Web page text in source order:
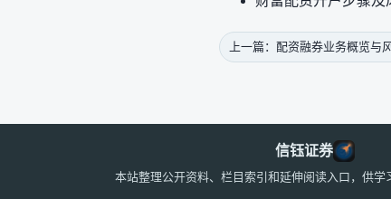
上一篇：配资融券业务概览与
信钰证券
本站整理公开资料、栏目索引和延伸阅读入口，供学